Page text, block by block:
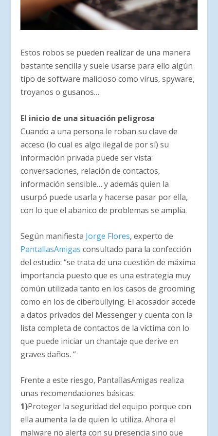
Estos robos se pueden realizar de una manera
bastante sencilla y suele usarse para ello algún
tipo de software malicioso como virus, spyware,
troyanos o gusanos…
El inicio de una situación peligrosa
Cuando a una persona le roban su clave de
acceso (lo cual es algo ilegal de por sí) su
información privada puede ser vista:
conversaciones, relación de contactos,
información sensible… y además quien la
usurpó puede usarla y hacerse pasar por ella,
con lo que el abanico de problemas se amplía.
Según manifiesta Jorge Flores, experto de
PantallasAmigas consultado para la confección
del estudio: “se trata de una cuestión de máxima
importancia puesto que es una estrategia muy
común utilizada tanto en los casos de grooming
como en los de ciberbullying. El acosador accede
a datos privados del Messenger y cuenta con la
lista completa de contactos de la víctima con lo
que puede iniciar un chantaje que derive en
graves daños. “
Frente a este riesgo, PantallasAmigas realiza
unas recomendaciones básicas:
1)Proteger la seguridad del equipo porque con
ella aumenta la de quien lo utiliza. Ahora el
malware no alerta con su presencia sino que